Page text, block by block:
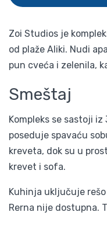
Zoi Studios je
od plaže Aliki. Nudi
pun cveća i zelenila,
Smeštaj
Kompleks se sastoji
poseduje spavaću
kreveta, dok su u
krevet i sofa.
Kuhinja uključuje
Rerna nije dostupna.